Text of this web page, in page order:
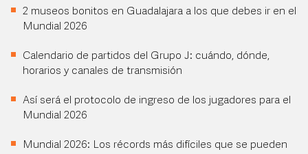
2 museos bonitos en Guadalajara a los que debes ir en el
Mundial 2026
Calendario de partidos del Grupo J: cuándo, dónde,
horarios y canales de transmisión
Así será el protocolo de ingreso de los jugadores para el
Mundial 2026
Mundial 2026: Los récords más difíciles que se pueden